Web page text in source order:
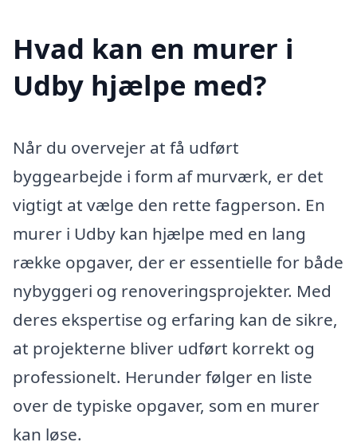
Hvad kan en murer i
Udby hjælpe med?
Når du overvejer at få udført
byggearbejde i form af murværk, er det
vigtigt at vælge den rette fagperson. En
murer i Udby kan hjælpe med en lang
række opgaver, der er essentielle for både
nybyggeri og renoveringsprojekter. Med
deres ekspertise og erfaring kan de sikre,
at projekterne bliver udført korrekt og
professionelt. Herunder følger en liste
over de typiske opgaver, som en murer
kan løse.